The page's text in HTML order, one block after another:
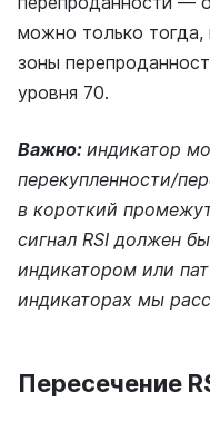
можно только тогда,
зоны
уровня 70.
Важно: индикатор
перекупленности/
в короткий
сигнал RSI должен
индикатором или
индикаторах мы
Пересечение